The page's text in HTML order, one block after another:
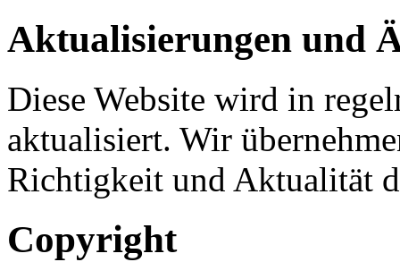
Aktualisierungen und
Diese Website wird in
aktualisiert. Wir
Richtigkeit und Aktualität
Copyright